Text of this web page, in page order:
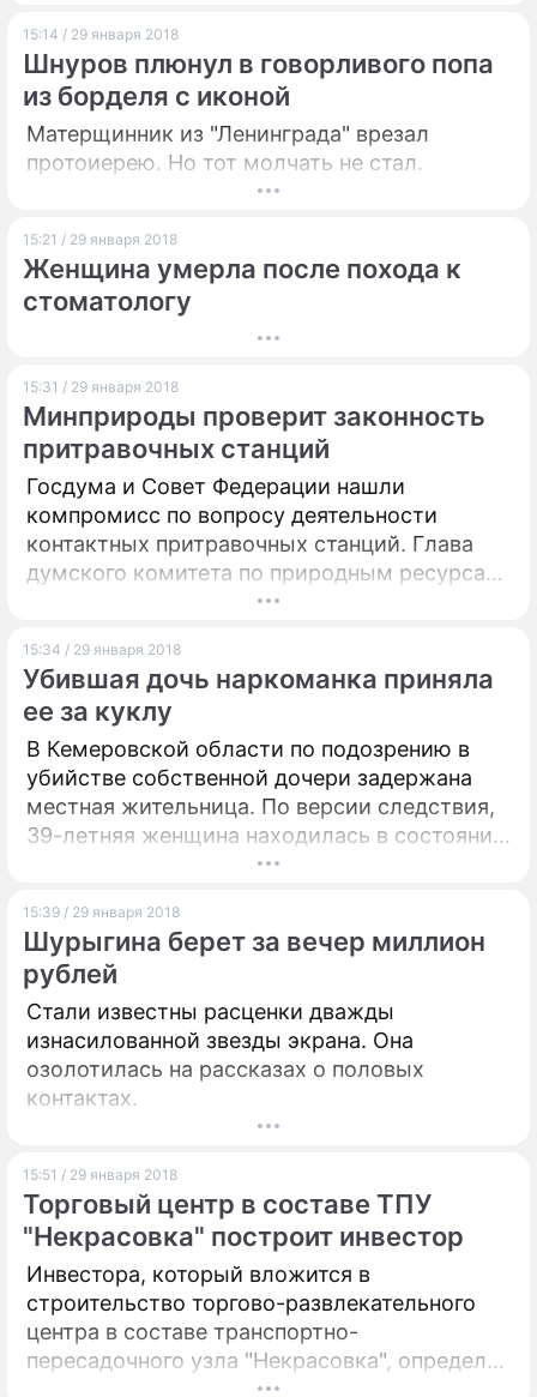
15:14 / 29 января 2018
Шнуров плюнул в говорливого попа
из борделя с иконой
Матерщинник из "Ленинграда" врезал
протоиерею. Но тот молчать не стал.
15:21 / 29 января 2018
Женщина умерла после похода к
стоматологу
15:31 / 29 января 2018
Минприроды проверит законность
притравочных станций
Госдума и Совет Федерации нашли
компромисс по вопросу деятельности
контактных притравочных станций. Глава
думского комитета по природным ресурсам,
собственности и земельным отношениям
согласительной комиссии пришли к
консенсусу по трем основным положениям
документа. Вместе с тем, стало известно,
что парламентарий попросил министра
природных ресурсов и экологии Сергея
Донского оценить законность работы
притравочных станций в России.
15:34 / 29 января 2018
Убившая дочь наркоманка приняла
ее за куклу
В Кемеровской области по подозрению в
убийстве собственной дочери задержана
местная жительница. По версии следствия,
39-летняя женщина находилась в состоянии
наркотического опьянения.
15:39 / 29 января 2018
Шурыгина берет за вечер миллион
рублей
Стали известны расценки дважды
изнасилованной звезды экрана. Она
озолотилась на рассказах о половых
контактах.
15:51 / 29 января 2018
Торговый центр в составе ТПУ
"Некрасовка" построит инвестор
Инвестора, который вложится в
строительство торгово-развлекательного
центра в составе транспортно-
пересадочного узла "Некрасовка", определят
в 2018 году. Об этом сообщил первый